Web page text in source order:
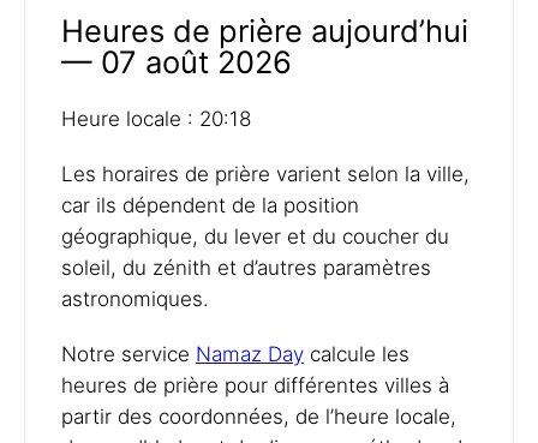
Heures de prière aujourd’hui
— 07 août 2026
Heure locale : 20:18
Les horaires de prière varient selon la ville,
car ils dépendent de la position
géographique, du lever et du coucher du
soleil, du zénith et d’autres paramètres
astronomiques.
Notre service Namaz Day calcule les
heures de prière pour différentes villes à
partir des coordonnées, de l’heure locale,